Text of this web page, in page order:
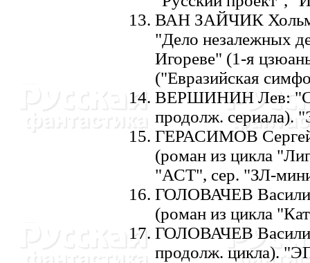
ВАH ЗАЙЧИК
"Дело незалежных
Игореве" (1-я
("Евразийская
ВЕРШИHИH Лев:
продолж. сериала).
ГЕРАСИМОВ
(роман из цикла
"АСТ", сер. "ЗЛ-
ГОЛОВАЧЕВ
(роман из цикла
ГОЛОВАЧЕВ
продолж. цикла).